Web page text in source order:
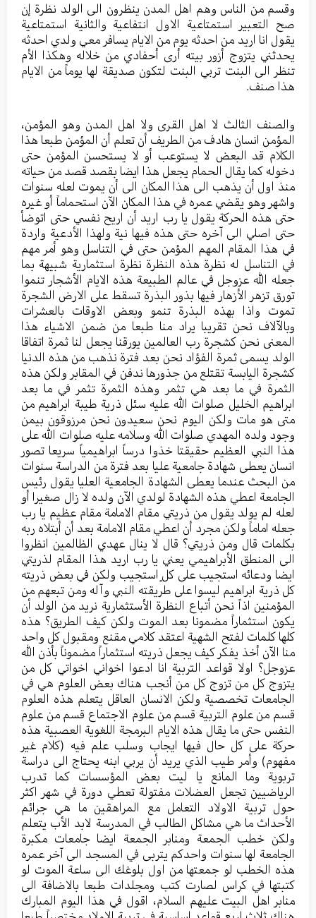
وقسم من الناس وهم اهل المدن ينظرون الى الولد نظرة إن
صح التعبير استمتاعية الاول انتفاعية والثانية استمتاعية
يقول انا اريد من احدثه يوم من الايام يسافر معي ولدي احدثه
يحدثني يتزوج أزور بيته أرى أحفادي من خلاله وهكذا الأم
تنظر الى البنت تربي البنت لتكون صديقة لها يوماً من الايام
هذا صنف.
والصنف الثالث لا اهل القرى ولا اهل المدن وهو المؤمن،
المؤمن انسان هادف من الطريف أن تعلم أن المؤمن طبعا هذا
الكلام قد البعض لا يستوعب أو لا يستحسن المؤمن حتى
دخوله كما يقال الحمام يجعل هذا ايضا بقصد قصد من حياته
منذ اول أن يذهب الى هذا المكان الى أن يموت لعله سنوات
واشهر وهو يقضي عمره في هذا المكان الآن استحماماً أو غيره
حتى هذه الحركة يقول يا رب اريد أن اريح نفسي حتى اتوضأ
حتى اصلي الى آخره حتى هذه فيها نية ولهذا الأدعية واردة
في هذا المقام المهم المؤمن حتى في التناسل وهو أمر مهم
في التناسل له نظرة هذه النظرة نظرة استثمارية شبيهة بما
جعله الله عزوجل في عالم الطبيعة هذه الايام الأشجار تنموا
تورق تزهر الأزهار فيها بذور البذرة تسقط على الارض الشجرة
تموت واذا بهذه البذرة تنمو وبعض الاوقات بالعشرات
وبالآلاف نحن تقريبا يراد منا طبعا من ضمن الاشياء هذا
المعنى نحن كشجرة رب العالمين يورقنا يجعل لنا ثمرة اتفاقا
الولد يسمى ثمرة الفؤاد نحن بعد فترة نذهب من هذه الدنيا
كشجرة اليابسة تقتلع من جذورها ندفن في المقابر ولكن هذه
الثمرة في ما بعد هي تثمر وهذه الثمرة تثمر في ما بعد
ابراهيم الخليل صلوات الله عليه سئل ذرية طيبة ابراهيم من
متى هو مات ولكن اليوم نحن سعيدون نحن مرزوقون بيمن
وجود ولده المهدي صلوات الله وسلامه عليه صلوات الله على
هذا النبي العظيم حقيقتا خذوا درساً ابراهيمياً سريعا تصور
انسان يعطى شهادة جامعية عليا بعد فترة من الدراسة سنوات
من البحث عندما يعطى الشهادة الجامعية العليا يقول رئيس
الجامعة اعطي هذه الشهادة لولدي الآن ولده لا زال صغيرا أو
لعله لم يولد يقول من ذريتي مقام الامامة مقام عظيم يا رب
جعله اماماً ولكن مجرد أن اعطي مقام الامامة بعد أن أبتلاه ربه
بكلمات قال ومن ذريتي؟ قال لا ينال عهدي الظالمين انظروا
الى المنطق الأبراهيمي يعني يا رب اريد هذا المقام لذريتي
ايضا ودعائه استجيب على كلٍ استجيب ولكن في بعض ذريته
كل ذرية ابراهيم ليسوا على طريقته النبي وآله ومن تبعهم من
المؤمنين اذاً نحن أتباع النظرة الأستثمارية نريد من الولد أن
يكون استثماراً مضمونا بعد الموت ولكن كيف الطريق؟ هذه
كلها كلمات لفتح الشهية اعتقد كلامي مقنع ومقبول كل واحد
منا الآن أخذ يفكر كيف يجعل ذريته استثماراً مضموناً بأذن الله
عزوجل؟ اولا قواعد التربية انا ادعوا اخواني اخواتي كل من
يتزوج كل من تزوج كل من أنجب هناك بعض العلوم هي في
الجامعات تخصصية ولكن الانسان العاقل يتعلم هذه العلوم
قسم من علوم التربية قسم من علوم الاجتماع قسم من علوم
النفس حتى ما يقال هذه الايام البرمجة اللغوية العصبية هذه
حركة على كل حال فيها ايجاب وسلب علم فيه (كلام غير
مفهوم) وأمر طيب الذي يريد أن يربي ابنه يحتاج الى دراسة
تربوية وما المانع يا ليت بعض المؤسسات كما تدرب
الرياضيين تجعل العضلات مفتولة تعطي دورة في شهر اكثر
حول تربية الاولاد التعامل مع المراهقين ما هي جرائم
الأحداث ما هي مشاكل الطالب في المدرسة لابد الأب يتعلم
ولكن خطب الجمعة ومنابر الجمعة ايضا جامعات مكبرة
الجامعة لها سنوات واحدكم يتربى في المسجد الى آخر عمره
هذه الخطب لو جمعتها من اول بلوغك الى ساعة الموت لو
كتبتها في كراس لصارت كتب ومجلدات طبعا بالاضافة الى
منابر اهل البيت عليهم السلام، اقول في هذا اليوم المبارك